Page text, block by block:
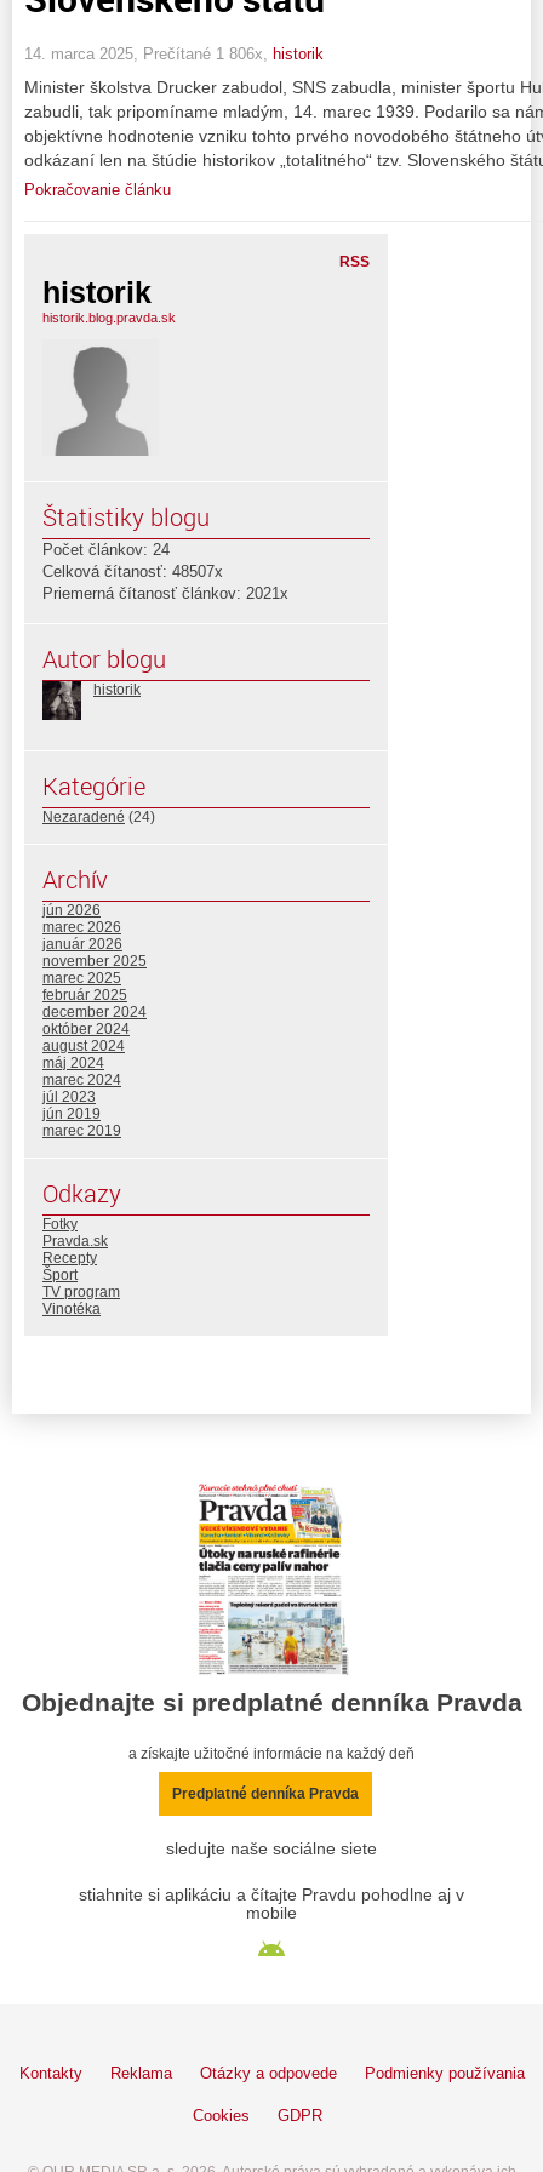
14. marca 2025, Prečítané 1 806x, historik
Minister školstva Drucker zabudol, SNS zabudla, minister športu
zabudli, tak pripomíname mladým, 14. marec 1939. Podarilo sa
objektívne hodnotenie vzniku tohto prvého novodobého štátneho
odkázaní len na štúdie historikov „totalitného“ tzv. Slovenského
Pokračovanie článku
RSS
historik
historik.blog.pravda.sk
Štatistiky blogu
Počet článkov: 24
Celková čítanosť: 48507x
Priemerná čítanosť článkov: 2021x
Autor blogu
historik
Kategórie
Nezaradené (24)
Archív
jún 2026
marec 2026
január 2026
november 2025
marec 2025
február 2025
december 2024
október 2024
august 2024
máj 2024
marec 2024
júl 2023
jún 2019
marec 2019
Odkazy
Fotky
Pravda.sk
Recepty
Šport
TV program
Vinotéka
Objednajte si predplatné denníka Pravda
a získajte užitočné informácie na každý deň
Predplatné denníka Pravda
sledujte naše sociálne siete
stiahnite si aplikáciu a čítajte Pravdu pohodlne aj v
mobile
Kontakty Reklama Otázky a odpovede Podmienky používania
Cookies GDPR